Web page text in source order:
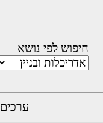
חיפוש לפי נושא
ערכים 1-1 מתוך 1